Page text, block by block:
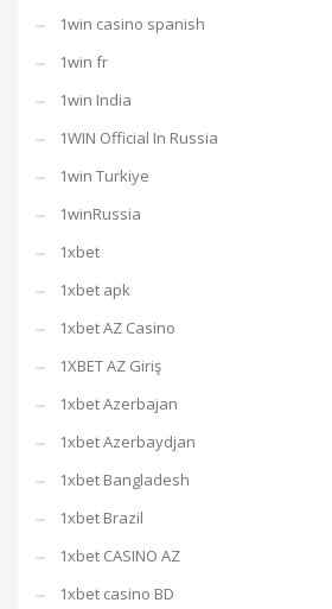
1win casino spanish
1win fr
1win India
1WIN Official In Russia
1win Turkiye
1winRussia
1xbet
1xbet apk
1xbet AZ Casino
1XBET AZ Giriş
1xbet Azerbajan
1xbet Azerbaydjan
1xbet Bangladesh
1xbet Brazil
1xbet CASINO AZ
1xbet casino BD